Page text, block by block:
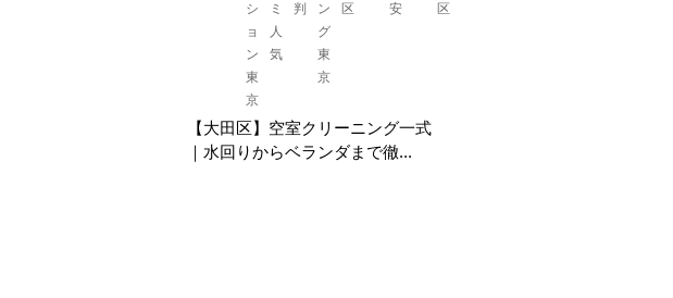
シ
ョ
ン
東
京
ミ
人
気
判
ン
グ
東
京
区
安
区
【大田区】空室クリーニング一式
｜水回りからベランダまで徹...